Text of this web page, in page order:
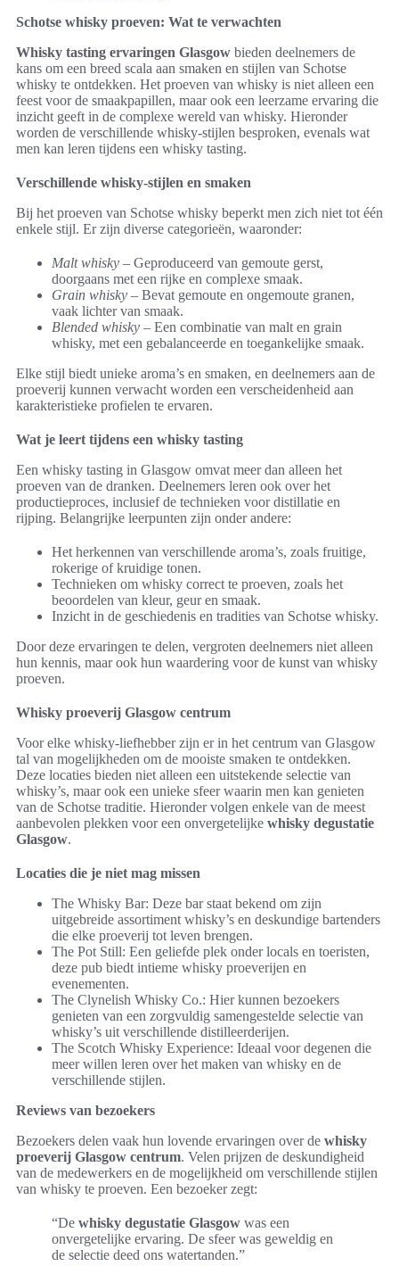
Schotse whisky proeven: Wat te verwachten
Whisky tasting ervaringen Glasgow bieden deelnemers de
kans om een breed scala aan smaken en stijlen van Schotse
whisky te ontdekken. Het proeven van whisky is niet alleen een
feest voor de smaakpapillen, maar ook een leerzame ervaring die
inzicht geeft in de complexe wereld van whisky. Hieronder
worden de verschillende whisky-stijlen besproken, evenals wat
men kan leren tijdens een whisky tasting.
Verschillende whisky-stijlen en smaken
Bij het proeven van Schotse whisky beperkt men zich niet tot één
enkele stijl. Er zijn diverse categorieën, waaronder:
Malt whisky – Geproduceerd van gemoute gerst,
doorgaans met een rijke en complexe smaak.
Grain whisky – Bevat gemoute en ongemoute granen,
vaak lichter van smaak.
Blended whisky – Een combinatie van malt en grain
whisky, met een gebalanceerde en toegankelijke smaak.
Elke stijl biedt unieke aroma’s en smaken, en deelnemers aan de
proeverij kunnen verwacht worden een verscheidenheid aan
karakteristieke profielen te ervaren.
Wat je leert tijdens een whisky tasting
Een whisky tasting in Glasgow omvat meer dan alleen het
proeven van de dranken. Deelnemers leren ook over het
productieproces, inclusief de technieken voor distillatie en
rijping. Belangrijke leerpunten zijn onder andere:
Het herkennen van verschillende aroma’s, zoals fruitige,
rokerige of kruidige tonen.
Technieken om whisky correct te proeven, zoals het
beoordelen van kleur, geur en smaak.
Inzicht in de geschiedenis en tradities van Schotse whisky.
Door deze ervaringen te delen, vergroten deelnemers niet alleen
hun kennis, maar ook hun waardering voor de kunst van whisky
proeven.
Whisky proeverij Glasgow centrum
Voor elke whisky-liefhebber zijn er in het centrum van Glasgow
tal van mogelijkheden om de mooiste smaken te ontdekken.
Deze locaties bieden niet alleen een uitstekende selectie van
whisky’s, maar ook een unieke sfeer waarin men kan genieten
van de Schotse traditie. Hieronder volgen enkele van de meest
aanbevolen plekken voor een onvergetelijke whisky degustatie
Glasgow.
Locaties die je niet mag missen
The Whisky Bar: Deze bar staat bekend om zijn
uitgebreide assortiment whisky’s en deskundige bartenders
die elke proeverij tot leven brengen.
The Pot Still: Een geliefde plek onder locals en toeristen,
deze pub biedt intieme whisky proeverijen en
evenementen.
The Clynelish Whisky Co.: Hier kunnen bezoekers
genieten van een zorgvuldig samengestelde selectie van
whisky’s uit verschillende distilleerderijen.
The Scotch Whisky Experience: Ideaal voor degenen die
meer willen leren over het maken van whisky en de
verschillende stijlen.
Reviews van bezoekers
Bezoekers delen vaak hun lovende ervaringen over de whisky
proeverij Glasgow centrum. Velen prijzen de deskundigheid
van de medewerkers en de mogelijkheid om verschillende stijlen
van whisky te proeven. Een bezoeker zegt:
“De whisky degustatie Glasgow was een
onvergetelijke ervaring. De sfeer was geweldig en
de selectie deed ons watertanden.”